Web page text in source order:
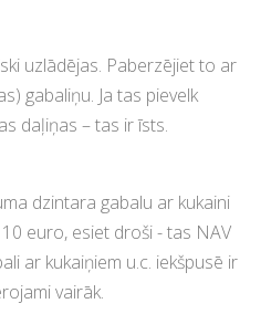
uzlādējas. Paberzējiet to ar
gabaliņu. Ja tas pievelk
daļiņas – tas ir īsts.
dzintara gabalu ar kukaini
euro, esiet droši - tas NAV
ar kukaiņiem u.c. iekšpusē ir
vairāk.